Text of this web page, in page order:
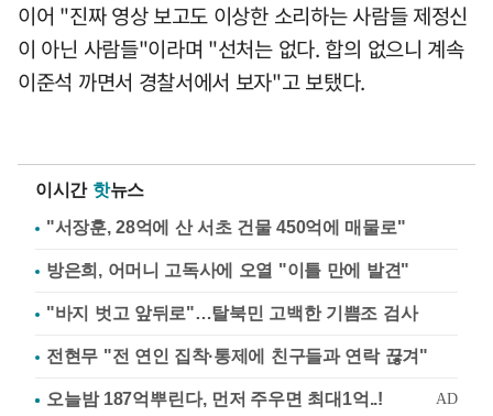
이어 "진짜 영상 보고도 이상한 소리하는 사람들 제정신
이 아닌 사람들"이라며 "선처는 없다. 합의 없으니 계속
이준석 까면서 경찰서에서 보자"고 보탰다.
이시간 핫뉴스
"서장훈, 28억에 산 서초 건물 450억에 매물로"
방은희, 어머니 고독사에 오열 "이틀 만에 발견"
"바지 벗고 앞뒤로"…탈북민 고백한 기쁨조 검사
전현무 "전 연인 집착·통제에 친구들과 연락 끊겨"